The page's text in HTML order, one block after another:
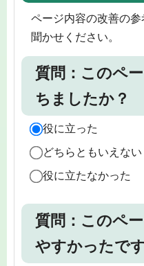
ページ内容の改善の
聞かせください。
質問：このペ
ちましたか？
役に立った
どちらともいえない
役に立たなかった
質問：このペ
やすかったで